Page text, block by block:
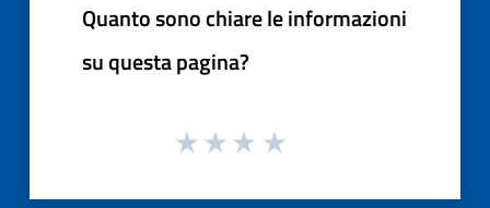
Quanto sono chiare le informazioni
su questa pagina?